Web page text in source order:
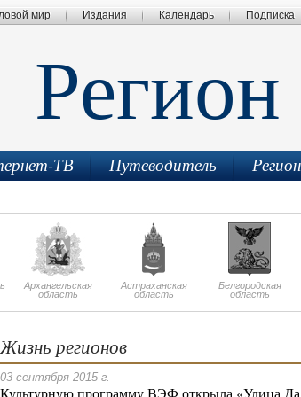
мир Издания Календарь Подписка
Регион
ТВ Путеводитель Регион
Архангельская
область
Астраханская
область
Белгородская
область
Жизнь регионов
03 сентября 2015 г.
Культурную программу ВЭФ открыла «Улица